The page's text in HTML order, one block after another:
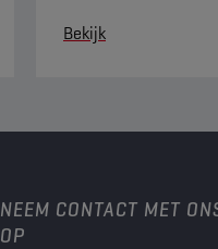
Bekijk
NEEM CONTACT MET
OP